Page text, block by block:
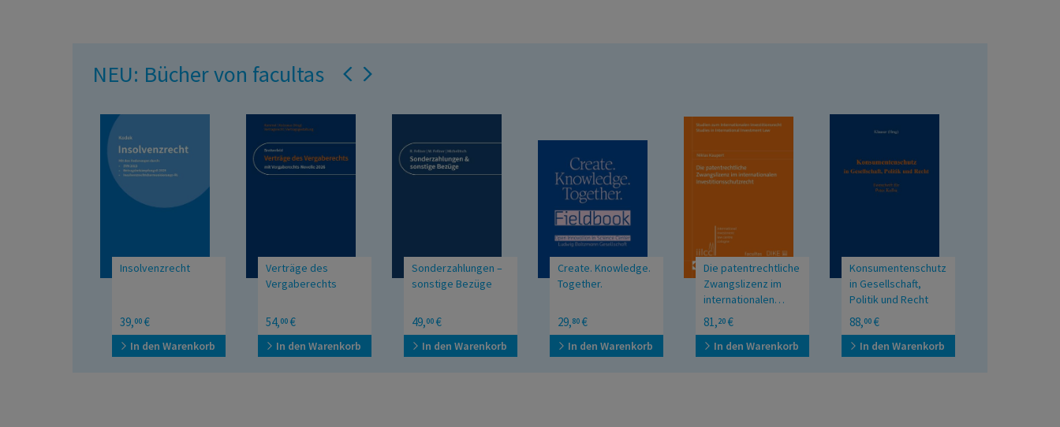
NEU: Bücher von facultas
Insolvenzrecht
Mit den Änderungen
durch die ZVN 2023, das
BetrugsbekämpfungsG
2025 und die
39,00 €
In den Warenkorb
Verträge des
Vergaberechts
54,00 €
In den Warenkorb
Sonderzahlungen –
sonstige Bezüge
49,00 €
In den Warenkorb
Create. Knowledge.
Together.
Fieldbook. Open
Innovation in Science
Center LBG
29,80 €
In den Warenkorb
Die patentrechtliche
Zwangslizenz im
internationalen
Investitionsschutzrecht
81,20 €
In den Warenkorb
Konsumentenschutz
in Gesellschaft,
Politik und Recht
Festschrift für Peter
Kolba
88,00 €
In den Warenkorb